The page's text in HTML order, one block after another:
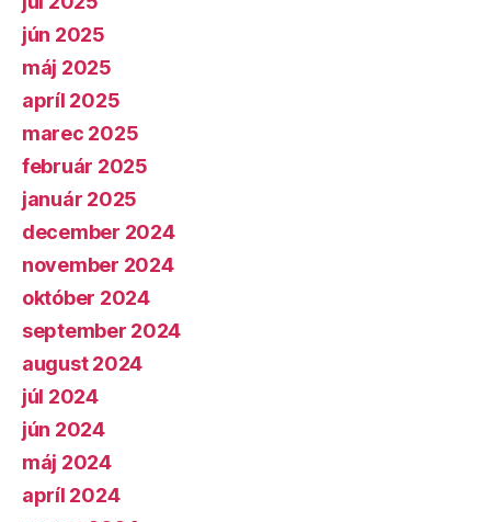
jún 2025
máj 2025
apríl 2025
marec 2025
február 2025
január 2025
december 2024
november 2024
október 2024
september 2024
august 2024
júl 2024
jún 2024
máj 2024
apríl 2024